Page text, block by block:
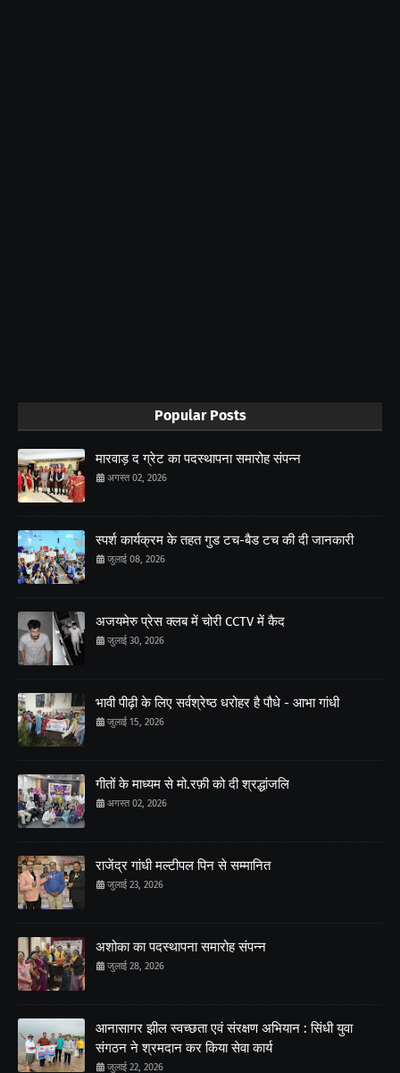
Popular Posts
मारवाड़ द ग्रेट का पदस्थापना समारोह संपन्न
अगस्त 02, 2026
स्पर्श कार्यक्रम के तहत गुड टच-बैड टच की दी जानकारी
जुलाई 08, 2026
अजयमेरु प्रेस क्लब में चोरी CCTV में कैद
जुलाई 30, 2026
भावी पीढ़ी के लिए सर्वश्रेष्ठ धरोहर है पौधे - आभा गांधी
जुलाई 15, 2026
गीतों के माध्यम से मो.रफ़ी को दी श्रद्धांजलि
अगस्त 02, 2026
राजेंद्र गांधी मल्टीपल पिन से सम्मानित
जुलाई 23, 2026
अशोका का पदस्थापना समारोह संपन्न
जुलाई 28, 2026
आनासागर झील स्वच्छता एवं संरक्षण अभियान : सिंधी युवा
संगठन ने श्रमदान कर किया सेवा कार्य
जुलाई 22, 2026